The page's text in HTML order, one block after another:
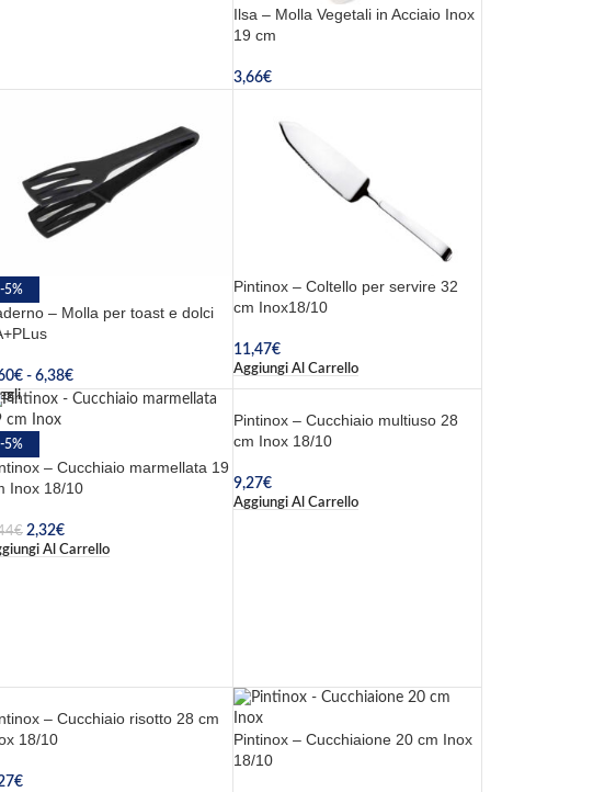
Ilsa – Molla Vegetali in Acciaio Inox
19 cm
3,66€
-5%
– Molla per toast e dolci
€ - 6,38€
Pintinox – Coltello per servire 32
cm Inox18/10
11,47€
Aggiungi Al Carrello
-5%
– Cucchiaio marmellata 19
Inox 18/10
€ 2,32€
Al Carrello
Pintinox – Cucchiaio multiuso 28
cm Inox 18/10
9,27€
Aggiungi Al Carrello
– Cucchiaio risotto 28 cm
18/10
€
Pintinox – Cucchiaione 20 cm Inox
18/10